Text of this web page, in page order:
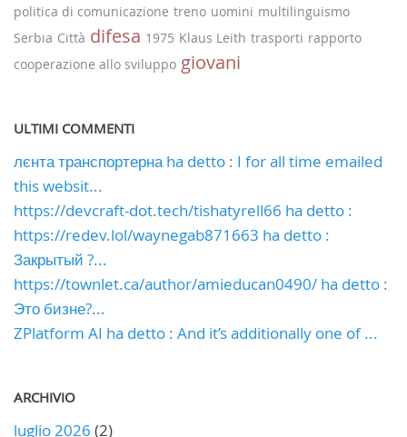
politica di comunicazione treno uomini multilinguismo
Serbia Città difesa 1975 Klaus Leith trasporti rapporto
cooperazione allo sviluppo giovani
ULTIMI COMMENTI
лєнта транспортерна ha detto : I for all time emailed
this websit...
https://devcraft-dot.tech/tishatyrell66 ha detto :
https://redev.lol/waynegab871663 ha detto :
Закрытый ?...
https://townlet.ca/author/amieducan0490/ ha detto :
Это бизне?...
ZPlatform AI ha detto : And it’s additionally one of ...
ARCHIVIO
luglio 2026 (2)